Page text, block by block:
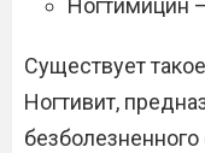
Ногтимицин
Существует
Ногтивит,
безболезненного